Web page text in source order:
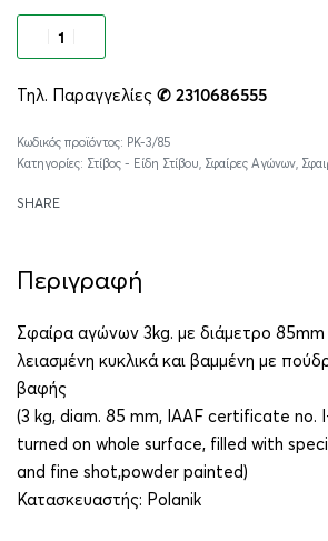
Τηλ. Παραγγελίες ✆ 2310686555
PK-3/85
Κατηγορίες: Στίβος - Είδη Στίβου, Σφαίρες Αγώνων,
SHARE
Περιγραφή
Σφαίρα αγώνων 3kg. με διάμετρο 85mm
λειασμένη κυκλικά και βαμμένη με
βαφής
(3 kg, diam. 85 mm, IAAF certificate no.
turned on whole surface, filled with
and fine shot,powder painted)
Κατασκευαστής: Polanik